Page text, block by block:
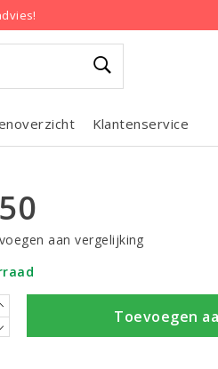
Klantenservice
aan vergelijking
Toevoegen